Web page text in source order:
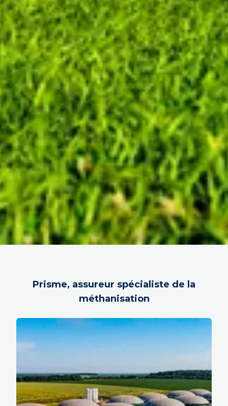
Prisme, assureur spécialiste de la
méthanisation